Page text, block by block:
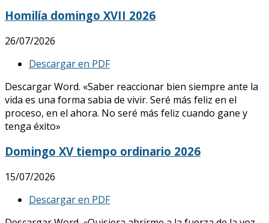
Homilía domingo XVII 2026
26/07/2026
Descargar en PDF
Descargar Word. «Saber reaccionar bien siempre ante la
vida es una forma sabia de vivir. Seré más feliz en el
proceso, en el ahora. No seré más feliz cuando gane y
tenga éxito»
Domingo XV tiempo ordinario 2026
15/07/2026
Descargar en PDF